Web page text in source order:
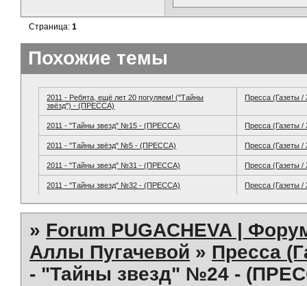
Страница:1
Похожие темы
2011 - Ребята, ещё лет 20 погуляем! ("Тайны
звёзд") - (ПРЕССА)
Пресса (Газеты
2011 - "Тайны звезд" №15 - (ПРЕССА) Пресса (Газеты
2011 - "Тайны звёзд" №5 - (ПРЕССА) Пресса (Газеты
2011 - "Тайны звезд" №31 - (ПРЕССА) Пресса (Газеты
2011 - "Тайны звезд" №32 - (ПРЕССА) Пресса (Газеты
» Forum PUGACHEVA |
Аллы Пугачевой » Пресса
- "Тайны звезд" №24 -